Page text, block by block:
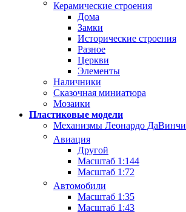
Керамические строения
Дома
Замки
Исторические строения
Разное
Церкви
Элементы
Наличники
Сказочная миниатюра
Мозаики
Пластиковые модели
Механизмы Леонардо ДаВинчи
Авиация
Другой
Масштаб 1:144
Масштаб 1:72
Автомобили
Масштаб 1:35
Масштаб 1:43